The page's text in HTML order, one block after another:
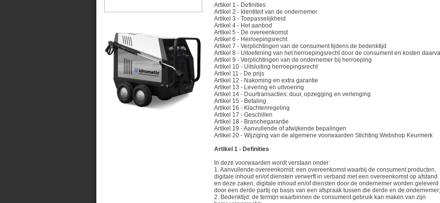
Artikel 1 - Definities
Artikel 2 - Identiteit van de ondernemer
Artikel 3 - Toepasselijkheid
Artikel 4 - Het aanbod
Artikel 5 - De overeenkomst
Artikel 6 - Herroepingsrecht
Artikel 7 - Verplichtingen van de consument tijdens de bedenktijd
Artikel 8 - Uitoefening van het herroepingsrecht door de consument en kosten
Artikel 9 - Verplichtingen van de ondernemer bij herroeping
Artikel 10 - Uitsluiting herroepingsrecht
Artikel 11 - De prijs
Artikel 12 - Nakoming en extra garantie
Artikel 13 - Levering en uitvoering
Artikel 14 - Duurtransacties: duur, opzegging en verlenging
Artikel 15 - Betaling
Artikel 16 - Klachtenregeling
Artikel 17 - Geschillen
Artikel 18 - Branchegarantie
Artikel 19 - Aanvullende of afwijkende bepalingen
Artikel 20 - Wijziging van de algemene voorwaarden Stichting Webshop Keurmerk
Artikel 1 - Definities
In deze voorwaarden wordt verstaan onder:
1. Aanvullende overeenkomst: een overeenkomst waarbij de consument producten,
digitale inhoud en/of diensten verwerft in verband met een overeenkomst op afstand
en deze zaken, digitale inhoud en/of diensten door de ondernemer worden geleverd
door een derde partij op basis van een afspraak tussen die derde en de ondernemer;
2. Bedenktijd: de termijn waarbinnen de consument gebruik kan maken van zijn